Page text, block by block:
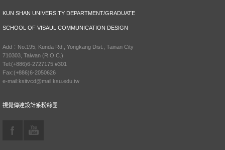
KUN SHAN UNIVERSITY DEPARTMENT/GRADUATE
SCHOOL OF VISAUL COMMUNICATION DESIGN
Add：No.195, Kunda Rd., Yongkang Dist., Tainan City
710303, Taiwan (R.O.C.)
Tel:(+886)6-2727175 #301
Fax:(+886)6-2050626
e-mail:ksitvcd@mail.ksu.edu.tw
視覺傳達設計系粉絲團